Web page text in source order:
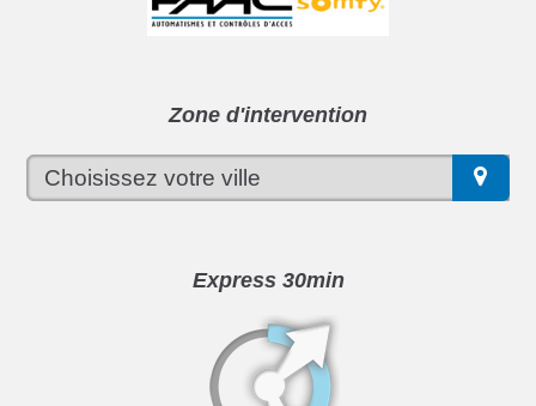
Zone d'intervention
Express 30min